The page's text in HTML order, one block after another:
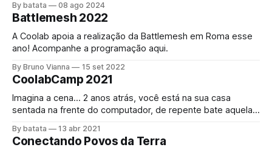
conectando pessoas através dessa rede mundial foi
convidada a bloquear a internet! O acesso à internet é um
direito universal[1] assim como o direito a
By batata 08 ago 2024
Battlemesh 2022
A Coolab apoia a realização da Battlemesh em Roma esse
ano! Acompanhe a programação aqui.
By Bruno Vianna 15 set 2022
CoolabCamp 2021
Imagina a cena… 2 anos atrás, você está na sua casa
sentada na frente do computador, de repente bate aquela
justo agora acabou a margarina. Como comer o pãozinho
da tarde assim? Bem, não tem escapatória, decide sair,
By batata 13 abr 2021
Conectando Povos da Terra